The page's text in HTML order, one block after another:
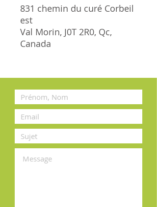
831 chemin du curé Corbeil
est
Val Morin, J0T 2R0, Qc,
Canada